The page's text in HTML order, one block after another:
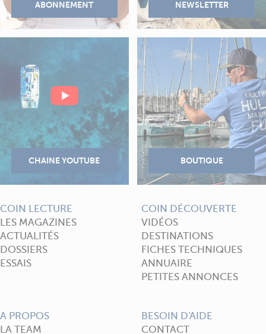
COIN LECTURE
LES MAGAZINES
ACTUALITÉS
DOSSIERS
ESSAIS
COIN DÉCOUVERTE
VIDÉOS
DESTINATIONS
FICHES TECHNIQUES
ANNUAIRE
PETITES ANNONCES
A PROPOS
LA TEAM
BESOIN D'AIDE
CONTACT